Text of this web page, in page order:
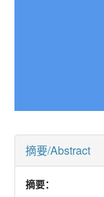
摘要/Abstract
摘要：